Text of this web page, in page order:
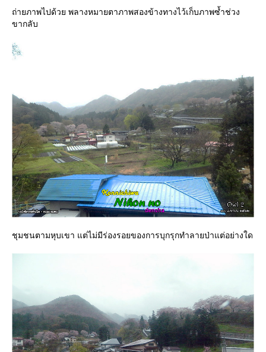
ถ่ายภาพไปด้วย พลางหมายตาภาพสองข้างทางไว้เก็บภาพซ้ำช่วง
ขากลับ
ชุมชนตามหุบเขา แต่ไม่มีร่องรอยของการบุกรุกทำลายป่าแต่อย่างใด